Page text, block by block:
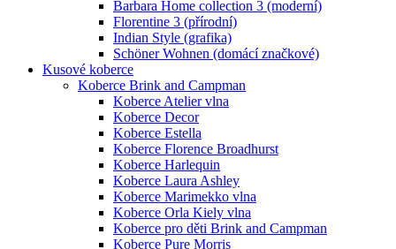
Barbara Home collection 3 (moderní)
Florentine 3 (přírodní)
Indian Style (grafika)
Schöner Wohnen (domácí značkové)
Kusové koberce
Koberce Brink and Campman
Koberce Atelier vlna
Koberce Decor
Koberce Estella
Koberce Florence Broadhurst
Koberce Harlequin
Koberce Laura Ashley
Koberce Marimekko vlna
Koberce Orla Kiely vlna
Koberce pro děti Brink and Campman
Koberce Pure Morris